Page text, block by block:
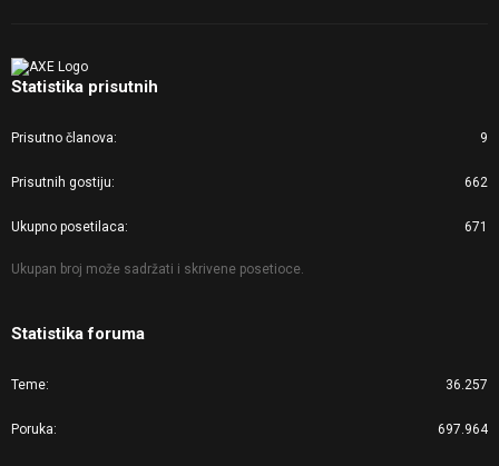
Statistika prisutnih
Prisutno članova 9
Prisutnih gostiju 662
Ukupno posetilaca 671
Ukupan broj može sadržati i skrivene posetioce.
Statistika foruma
Teme 36.257
Poruka 697.964